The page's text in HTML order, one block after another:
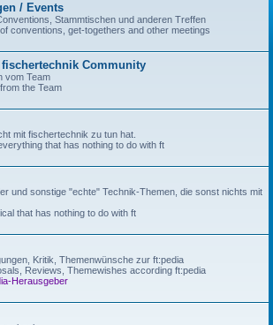
/ Events
Stammtischen und anderen Treffen
conventions, get-togethers and other meetings
Community
vom Team
the Team
mit fischertechnik zu tun hat.
that has nothing to do with ft
und sonstige "echte" Technik-Themen, die sonst nichts mit
that has nothing to do with ft
Kritik, Themenwünsche zur ft:pedia
Reviews, Themewishes according ft:pedia
Herausgeber